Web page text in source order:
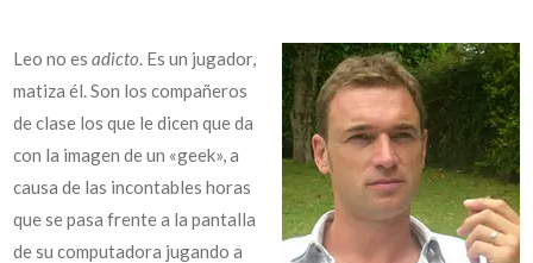
Leo no esadicto. Es un jugador,
matiza él. Son los compañeros
de clase los que le dicen que da
con la imagen de un «geek», a
causa de las incontables horas
que se pasa frente a la pantalla
de su computadora jugando a